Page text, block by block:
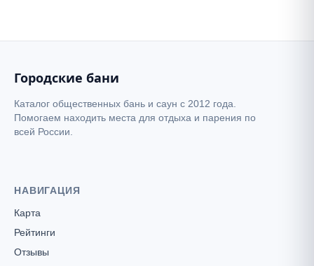
Городские бани
Каталог общественных бань и саун с 2012 года.
Помогаем находить места для отдыха и парения по
всей России.
НАВИГАЦИЯ
Карта
Рейтинги
Отзывы